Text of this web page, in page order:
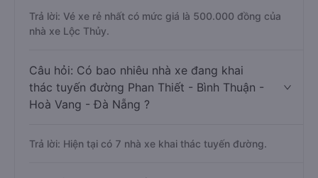
Trả lời: Vé xe rẻ nhất có mức giá là 500.000 đồng của
nhà xe Lộc Thủy.
Câu hỏi: Có bao nhiêu nhà xe đang khai
thác tuyến đường Phan Thiết - Bình Thuận -
Hoà Vang - Đà Nẵng ?
Trả lời: Hiện tại có 7 nhà xe khai thác tuyến đường.